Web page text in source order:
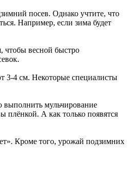
посев. Однако учтите, что
Например, если зима будет
чтобы весной быстро
3-4 см. Некоторые специалисты
выполнить мульчирование
плёнкой. А как только появятся
Кроме того, урожай подзимних